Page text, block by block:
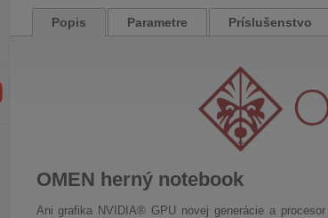
Popis Parametre Príslušenstvo
OMEN herný notebook
Ani grafika NVIDIA® GPU novej generácie a